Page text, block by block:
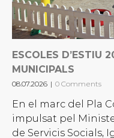
ESCOLES D’ESTIU
MUNICIPALS
08.07.2026 | 0 Comments
En el marc del Pla
impulsat pel
de Servicis Socials,